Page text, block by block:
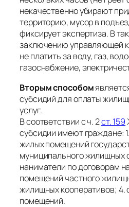
некачественно убирают
территорию, мусор в
фиксирует экспертиза. В
заключению управляющей
не платить за воду, газ,
газоснабжение,
Вторым способом
субсидий для оплаты
услуг.
В соответствии с ч. 2ст. 159
субсидии имеют граждане:
жилых помещений
муниципального жилищных
наниматели по договорам
помещений частного
жилищных кооперативов; 4.
помещений.